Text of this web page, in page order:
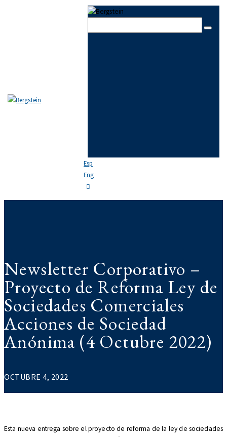
Skip to sidebarSkip to footer
Esp
Eng
ÁREAS DE PRÁCTICA
Newsletter Corporativo –
Proyecto de Reforma Ley de
Sociedades Comerciales
Acciones de Sociedad
Anónima (4 Octubre 2022)
OCTUBRE 4, 2022
Esta nueva entrega sobre el proyecto de reforma de la ley de sociedades